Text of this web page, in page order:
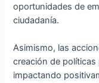
oportunidades de
ciudadanía.
Asimismo, las
creación de políticas
impactando